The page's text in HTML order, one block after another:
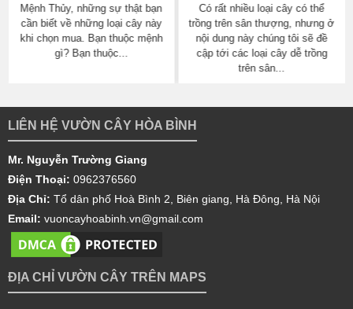
Có rất nhiều loại cây có thể
trồng trên sân thượng, nhưng ở
nội dung này chúng tôi sẽ đề
cập tới các loại cây dễ trồng
biết về “Cây để bàn cho người
mệnh mộc” với mục đích chọn
cho mình những loại cây phù
hợp, giúp chủ nhân luôn...
LIÊN HỆ VƯỜN CÂY HÒA BÌNH
Mr. Nguyễn Trường Giang
Điện Thoại: 0962376560
Địa Chỉ: Tổ dân phố Hoà Bình 2, Biên giang, Hà Đông, Hà Nội
Email: vuoncayhoabinh.vn@gmail.com
ĐỊA CHỈ VƯỜN CÂY TRÊN MAPS